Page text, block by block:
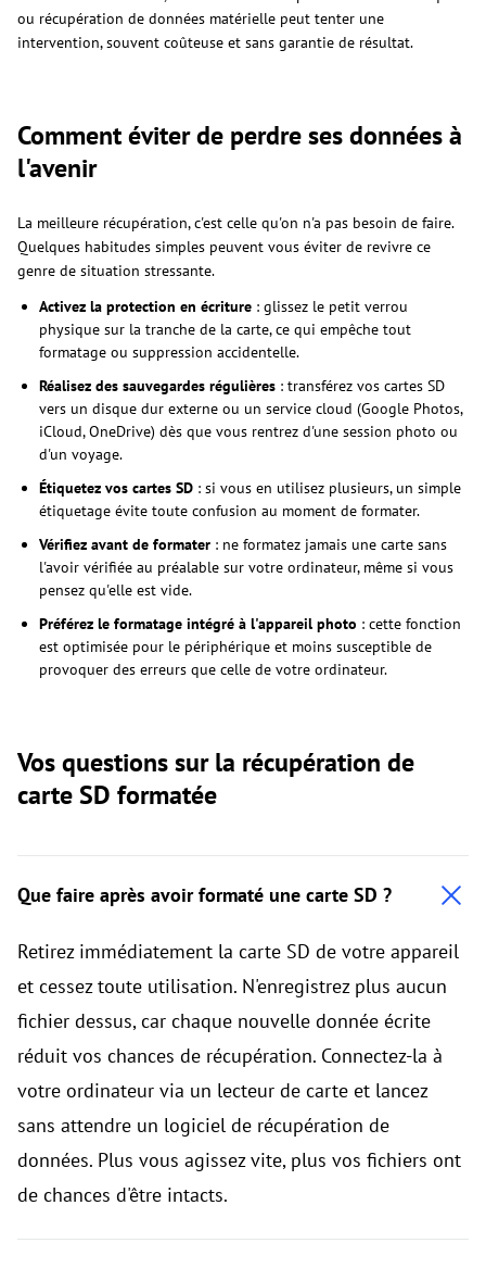
ou récupération de données matérielle peut tenter une
intervention, souvent coûteuse et sans garantie de résultat.
Comment éviter de perdre ses données à
l'avenir
La meilleure récupération, c'est celle qu'on n'a pas besoin de faire.
Quelques habitudes simples peuvent vous éviter de revivre ce
genre de situation stressante.
Activez la protection en écriture : glissez le petit verrou
physique sur la tranche de la carte, ce qui empêche tout
formatage ou suppression accidentelle.
Réalisez des sauvegardes régulières : transférez vos cartes SD
vers un disque dur externe ou un service cloud (Google Photos,
iCloud, OneDrive) dès que vous rentrez d'une session photo ou
d'un voyage.
Étiquetez vos cartes SD : si vous en utilisez plusieurs, un simple
étiquetage évite toute confusion au moment de formater.
Vérifiez avant de formater : ne formatez jamais une carte sans
l'avoir vérifiée au préalable sur votre ordinateur, même si vous
pensez qu'elle est vide.
Préférez le formatage intégré à l'appareil photo : cette fonction
est optimisée pour le périphérique et moins susceptible de
provoquer des erreurs que celle de votre ordinateur.
Vos questions sur la récupération de
carte SD formatée
Que faire après avoir formaté une carte SD ?
Retirez immédiatement la carte SD de votre appareil
et cessez toute utilisation. N'enregistrez plus aucun
fichier dessus, car chaque nouvelle donnée écrite
réduit vos chances de récupération. Connectez-la à
votre ordinateur via un lecteur de carte et lancez
sans attendre un logiciel de récupération de
données. Plus vous agissez vite, plus vos fichiers ont
de chances d'être intacts.